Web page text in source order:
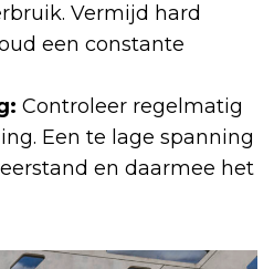
Vermijd hard
een constante
Controleer regelmatig
Een te lage spanning
en daarmee het